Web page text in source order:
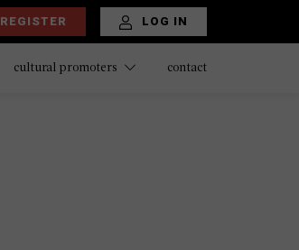
REGISTER LOG IN
cultural promoters contact